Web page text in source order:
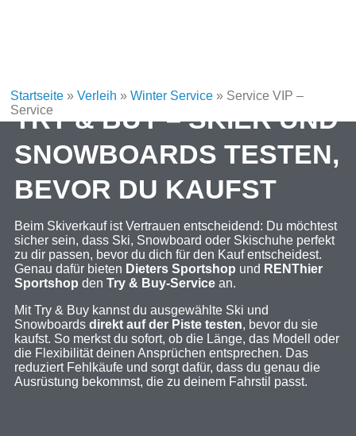
TRY & BUY – SKIER UND
SNOWBOARDS TESTEN,
BEVOR DU KAUFST
Beim Skiverkauf ist Vertrauen entscheidend: Du möchtest
sicher sein, dass Ski, Snowboard oder Skischuhe perfekt
zu dir passen, bevor du dich für den Kauf entscheidest.
Genau dafür bieten Dieters Sportshop und RENThier
Sportshop den Try & Buy-Servicean.
Mit Try & Buy kannst du ausgewählte Ski und
Snowboards direkt auf der Piste testen, bevor du sie
kaufst. So merkst du sofort, ob die Länge, das Modell oder
die Flexibilität deinen Ansprüchen entsprechen. Das
reduziert Fehlkäufe und sorgt dafür, dass du genau die
Ausrüstung bekommst, die zu deinem Fahrstil passt.
Startseite »Verleih »Winter Service » Service VIP –
Service